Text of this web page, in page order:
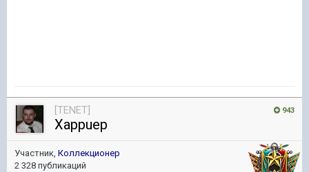
943
[TENET]
Xappuep
Участник, Коллекционер
2 328 публикаций